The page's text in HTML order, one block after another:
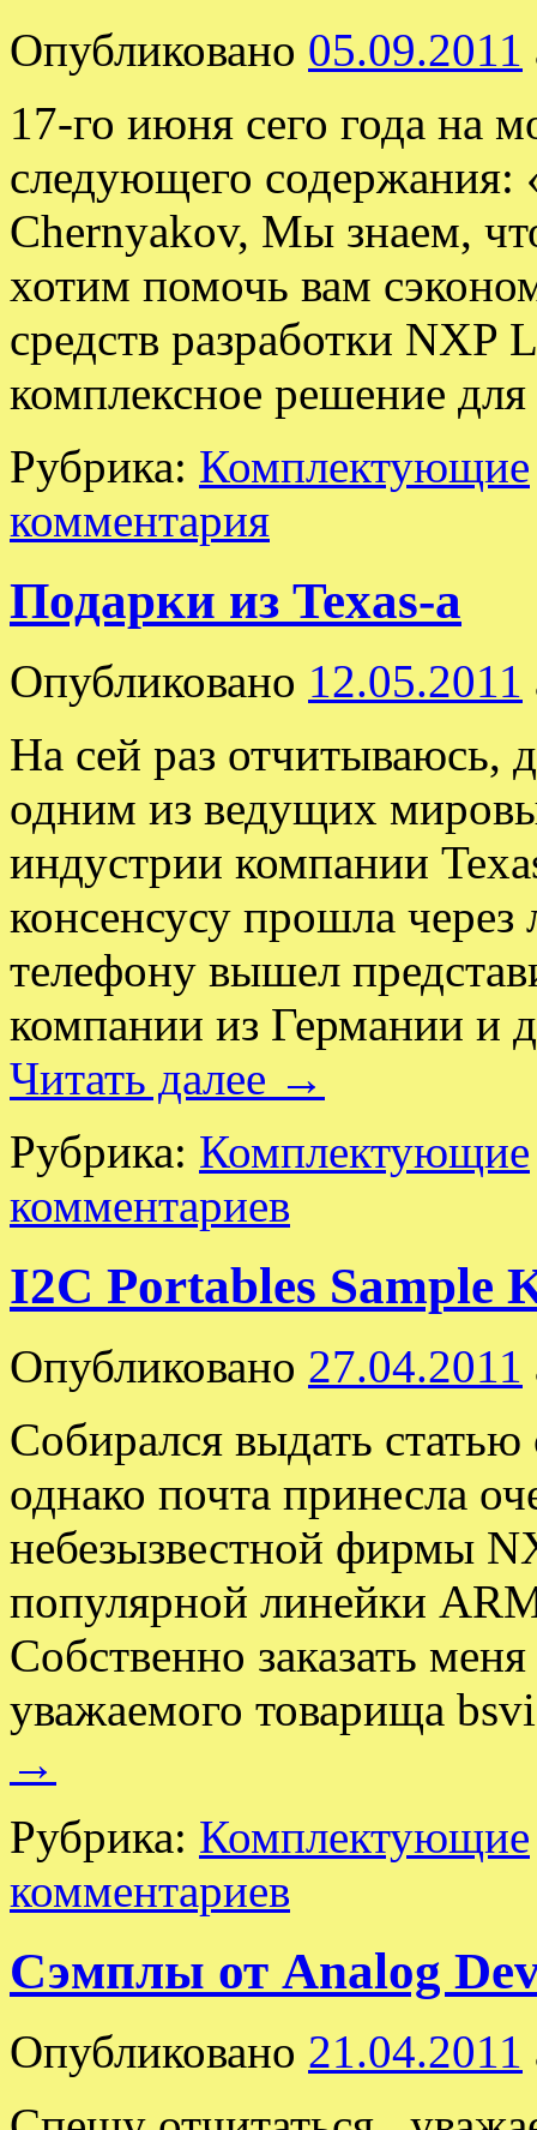
Опубликовано 05.09.2011
17-го июня сего года на
следующего
Chernyakov, Мы знаем,
хотим помочь вам
средств разработки NXP
комплексное решение
Рубрика: Комплектующие
комментария
Подарки из Texas-а
Опубликовано 12.05.2011
На сей раз отчитываюсь,
одним из ведущих
индустрии компании
консенсусу прошла
телефону вышел
компании из Германии и
Читать далее →
Рубрика: Комплектующие
комментариев
I2C Portables Sample
Опубликовано 27.04.2011
Собирался выдать
однако почта принесла
небезызвестной фирмы
популярной линейки
Собственно заказать
уважаемого товарища
→
Рубрика: Комплектующие
комментариев
Сэмплы от Analog
Опубликовано 21.04.2011